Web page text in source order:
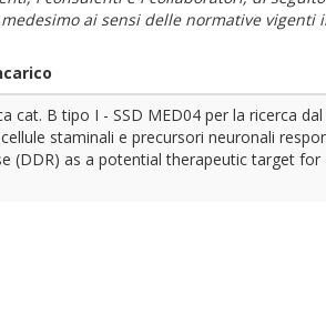
ai sensi delle normative vigenti
cat. B tipo I - SSD MED04 per la ricerca
staminali e precursori neuronali
(DDR) as a potential therapeutic target for